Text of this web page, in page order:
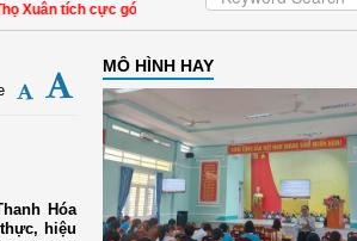
tích cực góp phần nâng cao tỷ lệ người dân tham
Hóa
hiệu
MÔ HÌNH HAY